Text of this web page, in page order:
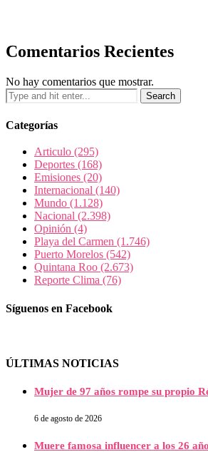
Comentarios Recientes
No hay comentarios que mostrar.
Categorías
Articulo (295)
Deportes (168)
Emisiones (20)
Internacional (140)
Mundo (1.128)
Nacional (2.398)
Opinión (4)
Playa del Carmen (1.746)
Puerto Morelos (542)
Quintana Roo (2.673)
Reporte Clima (76)
Síguenos en Facebook
ÚLTIMAS NOTICIAS
Mujer de 97 años rompe su propio
6 de agosto de 2026
Muere famosa influencer a los 26